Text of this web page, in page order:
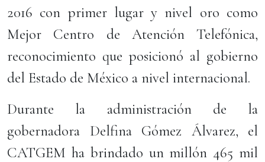
2016 con primer lugar y nivel oro como
Mejor Centro de Atención Telefónica,
reconocimiento que posicionó al gobierno
del Estado de México a nivel internacional.
Durante la administración de la
gobernadora Delfina Gómez Álvarez, el
CATGEM ha brindado un millón 465 mil